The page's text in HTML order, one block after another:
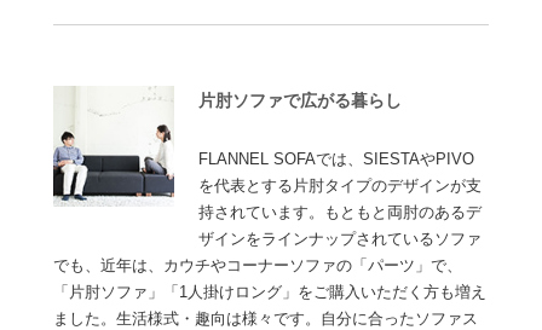
片肘ソファで広がる暮らし
FLANNEL SOFAでは、SIESTAやPIVO
を代表とする片肘タイプのデザインが支
持されています。もともと両肘のあるデ
ザインをラインナップされているソファ
でも、近年は、カウチやコーナーソファの「パーツ」で、
「片肘ソファ」「1人掛けロング」をご購入いただく方も増え
ました。生活様式・趣向は様々です。自分に合ったソファス